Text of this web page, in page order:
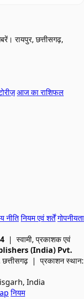
रायपुर, छत्तीसगढ़,
आज का राशिफल
नीतिनियम एवं शर्तेंगोपनीयता
| स्वामी, प्रकाशक एवं
(India) Pvt.
छत्तीसगढ़ | प्रकाशन स्थान:
India
नियम